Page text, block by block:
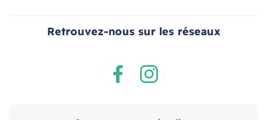
Retrouvez-nous sur les réseaux